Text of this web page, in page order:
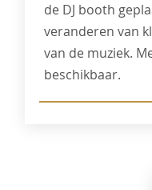
de DJ booth
veranderen van
van de muziek.
beschikbaar.